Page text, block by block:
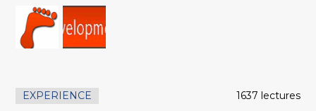
EXPERIENCE 1637 lectures